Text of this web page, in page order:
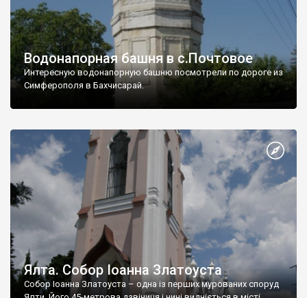
Водонапорная башня в с.Почтовое
Интересную водонапорную башню посмотрели по дороге из
Симферополя в Бахчисарай.
Ялта. Собор Іоанна Златоуста
Собор Іоанна Златоуста – одна із перших мурованих споруд